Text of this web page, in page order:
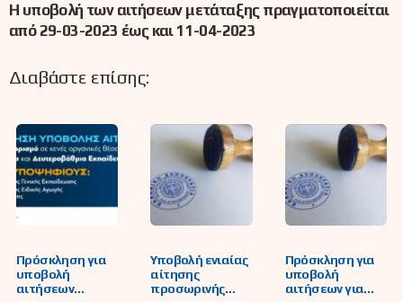
Η υποβολή των αιτήσεων μετάταξης πραγματοποιείται
από 29-03-2023 έως και 11-04-2023
Διαβάστε επίσης:
Πρόσκληση για
υποβολή
αιτήσεων
Υποβολή ενιαίας
αίτησης
προσωρινής
Πρόσκληση για
υποβολή
αιτήσεων για